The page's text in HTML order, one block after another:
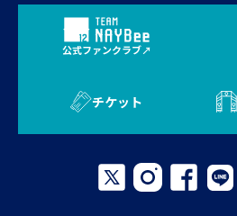
公式ファンクラブ
チケット